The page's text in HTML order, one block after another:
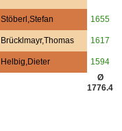
Stöberl,Stefan 1655
Brücklmayr,Thomas 1617
Helbig,Dieter
1594
Ø
1776.4